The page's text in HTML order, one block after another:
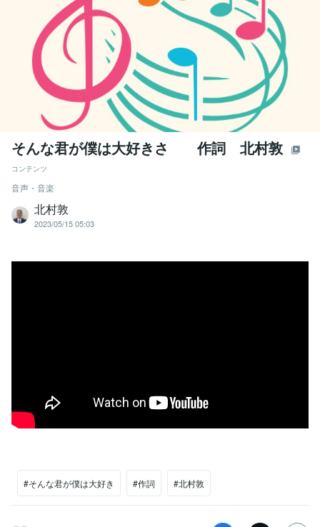
そんな君が僕は大好きさ 作詞 北村敦
コンテンツ
音声・音楽
北村敦
2023/05/15 05:03
#そんな君が僕は大好き #作詞 #北村敦